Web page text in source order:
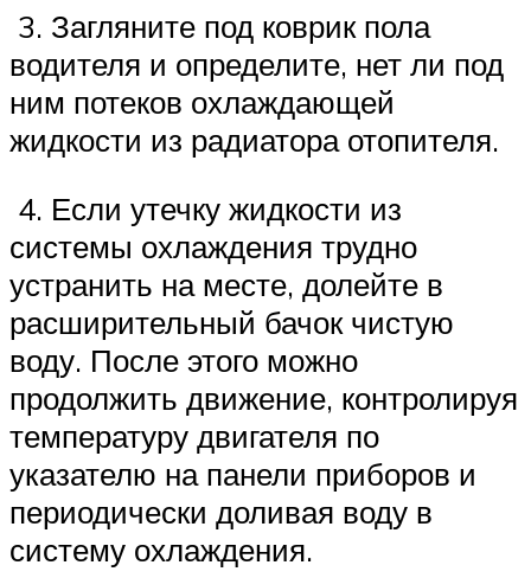
3. Загляните под коврик пола
водителя и определите, нет ли под
ним потеков охлаждающей
жидкости из радиатора отопителя.
4. Если утечку жидкости из
системы охлаждения трудно
устранить на месте, долейте в
расширительный бачок чистую
воду. После этого можно
продолжить движение, контролируя
температуру двигателя по
указателю на панели приборов и
периодически доливая воду в
систему охлаждения.